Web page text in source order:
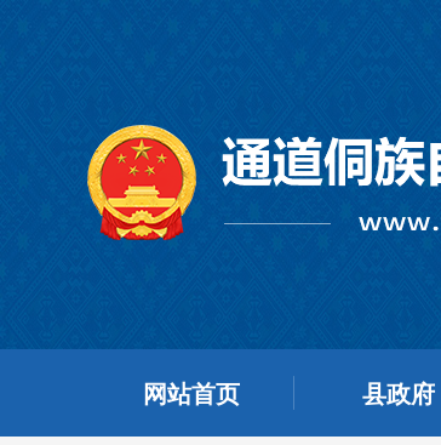
网站首页 县政府